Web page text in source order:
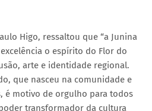
Higo, ressaltou que “a Junina
o espírito do Flor do
arte e identidade regional.
que nasceu na comunidade e
é motivo de orgulho para todos
transformador da cultura